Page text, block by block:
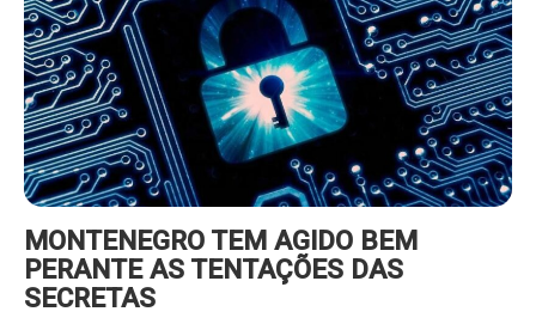
1-800x600.jpg
MONTENEGRO TEM AGIDO BEM
PERANTE AS TENTAÇÕES DAS
SECRETAS